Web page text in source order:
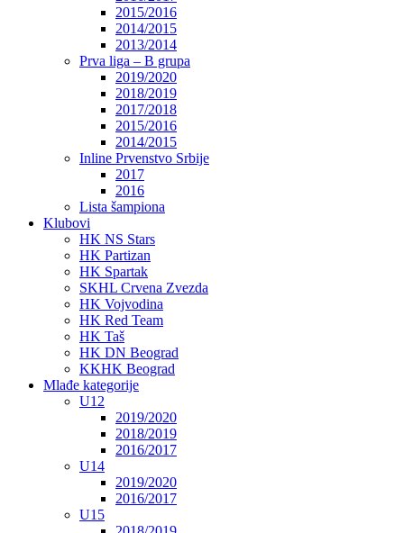
2015/2016
2014/2015
2013/2014
Prva liga – B grupa
2019/2020
2018/2019
2017/2018
2015/2016
2014/2015
Inline Prvenstvo Srbije
2017
2016
Lista šampiona
Klubovi
HK NS Stars
HK Partizan
HK Spartak
SKHL Crvena Zvezda
HK Vojvodina
HK Red Team
HK Taš
HK DN Beograd
KKHK Beograd
Mlađe kategorije
U12
2019/2020
2018/2019
2016/2017
U14
2019/2020
2016/2017
U15